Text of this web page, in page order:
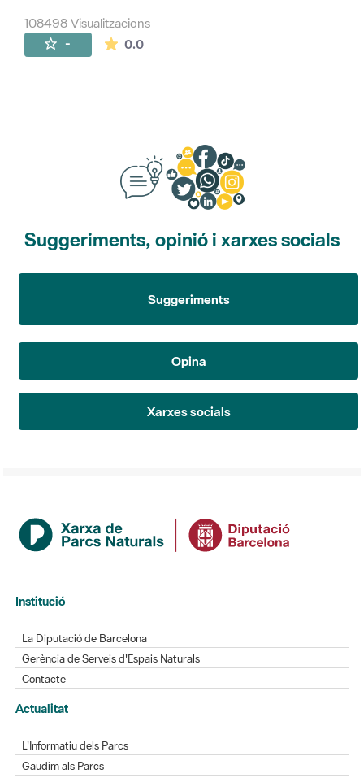
108498 Visualitzacions
- 0.0La mitjana de les valoracions és de 0
Suggeriments, opinió i xarxes socials
Suggeriments
Opina
Xarxes socials
Institució
La Diputació de Barcelona
Gerència de Serveis d'Espais Naturals
Contacte
Actualitat
L'Informatiu dels Parcs
Gaudim als Parcs